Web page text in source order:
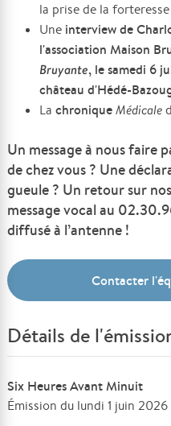
la prise de la
Une interview de
l'association Maison
Bruyante, le samedi 6
château d'Hédé-
La chroniqueMédicale
Un message à nous faire
de chez vous ? Une
gueule ? Un retour sur
message vocal au
diffusé à l’antenne !
Contacter
Détails de
Six Heures Avant Minuit
Émission du lundi 1 juin 2026